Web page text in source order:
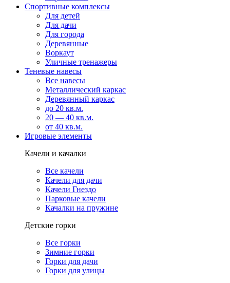
Спортивные комплексы
Для детей
Для дачи
Для города
Деревянные
Воркаут
Уличные тренажеры
Теневые навесы
Все навесы
Металлический каркас
Деревянный каркас
до 20 кв.м.
20 — 40 кв.м.
от 40 кв.м.
Игровые элементы
Качели и качалки
Все качели
Качели для дачи
Качели Гнездо
Парковые качели
Качалки на пружине
Детские горки
Все горки
Зимние горки
Горки для дачи
Горки для улицы